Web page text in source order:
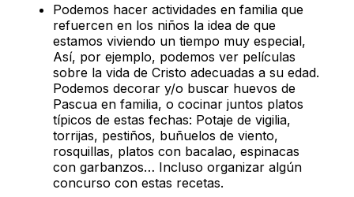
Podemos hacer actividades en familia que
refuercen en los niños la idea de que
estamos viviendo un tiempo muy especial,
Así, por ejemplo, podemos ver películas
sobre la vida de Cristo adecuadas a su edad.
Podemos decorar y/o buscar huevos de
Pascua en familia, o cocinar juntos platos
típicos de estas fechas: Potaje de vigilia,
torrijas, pestiños, buñuelos de viento,
rosquillas, platos con bacalao, espinacas
con garbanzos… Incluso organizar algún
concurso con estas recetas.